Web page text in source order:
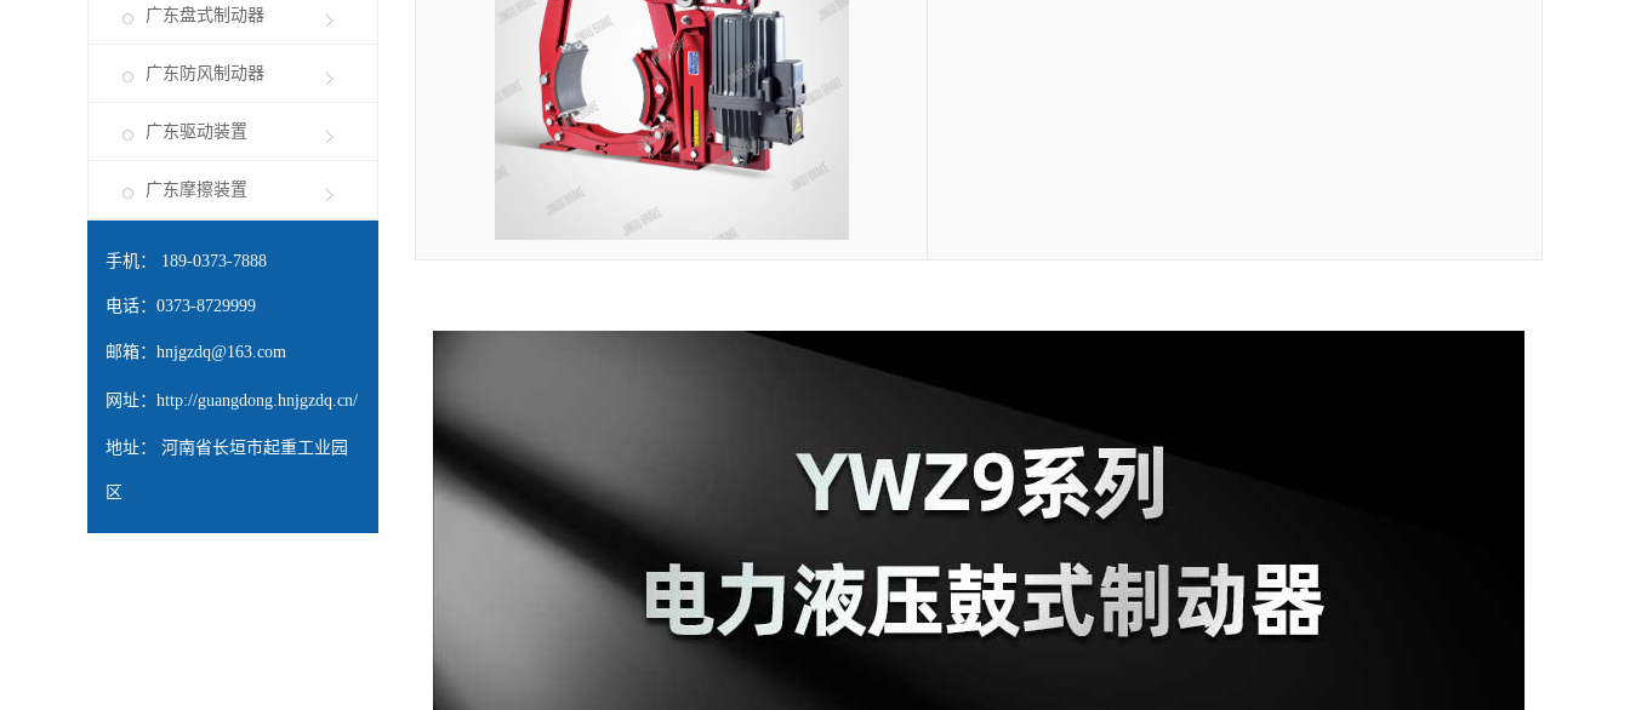
广东盘式制动器
广东防风制动器
广东驱动装置
广东摩擦装置
手机： 189-0373-7888
电话：0373-8729999
邮箱： hnjgzdq@163.com
网址： http://guangdong.hnjgzdq.cn/
地址： 河南省长垣市起重工业园
区